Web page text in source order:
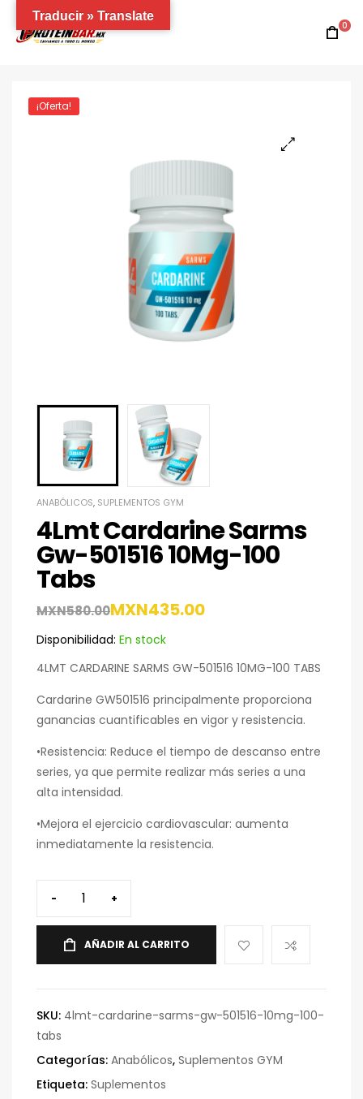
0
¡Oferta!
ANABÓLICOS, SUPLEMENTOS GYM
4Lmt Cardarine Sarms
Gw-501516 10Mg-100
Tabs
MXN580.00MXN435.00
Disponibilidad: En stock
4LMT CARDARINE SARMS GW-501516 10MG-100 TABS
Cardarine GW501516 principalmente proporciona
ganancias cuantificables en vigor y resistencia.
•Resistencia: Reduce el tiempo de descanso entre
series, ya que permite realizar más series a una
alta intensidad.
•Mejora el ejercicio cardiovascular: aumenta
inmediatamente la resistencia.
- +
AÑADIR AL CARRITO
SKU: 4lmt-cardarine-sarms-gw-501516-10mg-100-
tabs
Categorías: Anabólicos, Suplementos GYM
Etiqueta: Suplementos
Traducir » Translate